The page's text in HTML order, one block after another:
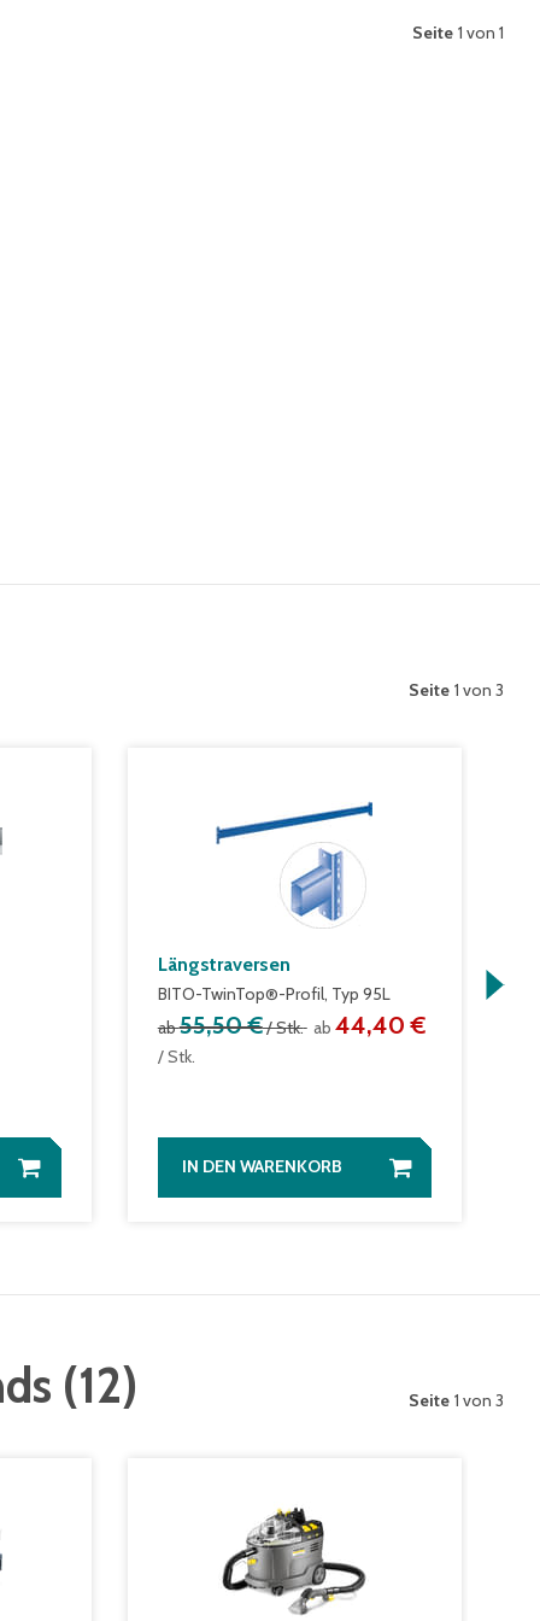
Seite 1 von 1
Seite 1 von 3
Längstraversen
BITO-TwinTop®-Profil, Typ 95L
ab55,50 €/ Stk. ab 44,40 €
/ Stk.
IN DEN WARENKORB
(12) Seite 1 von 3